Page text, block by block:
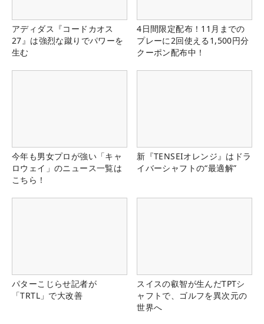
アディダス『コードカオス
27』は強烈な蹴りでパワーを
生む
4日間限定配布！11月までの
プレーに2回使える1,500円分
クーポン配布中！
今年も男女プロが強い「キャ
ロウェイ」のニュース一覧は
こちら！
新『TENSEIオレンジ』はドラ
イバーシャフトの“最適解”
パターこじらせ記者が
「TRTL」で大改善
スイスの叡智が生んだTPTシ
ャフトで、ゴルフを異次元の
世界へ